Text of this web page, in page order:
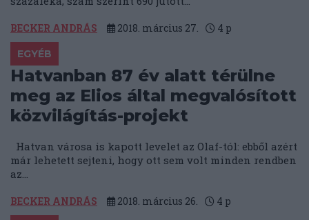
BECKER ANDRÁS 2018. március 27. 4 p
EGYÉB
Hatvanban 87 év alatt térülne
meg az Elios által megvalósított
közvilágítás-projekt
Hatvan városa is kapott levelet az Olaf-tól: ebből azért
már lehetett sejteni, hogy ott sem volt minden rendben
az...
BECKER ANDRÁS 2018. március 26. 4 p